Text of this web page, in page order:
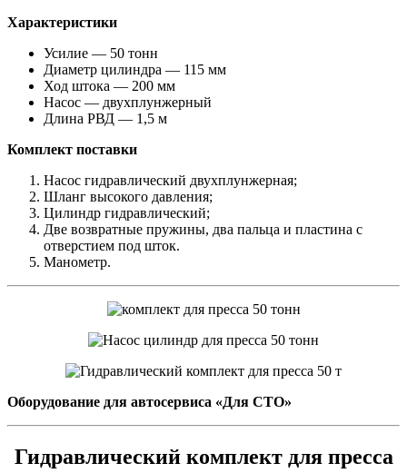
Характеристики
Усилие — 50 тонн
Диаметр цилиндра — 115 мм
Ход штока — 200 мм
Насос — двухплунжерный
Длина РВД — 1,5 м
Комплект поставки
Насос гидравлический двухплунжерная;
Шланг высокого давления;
Цилиндр гидравлический;
Две возвратные пружины, два пальца и пластина с
отверстием под шток.
Манометр.
Оборудование для автосервиса «Для СТО»
Гидравлический комплект для пресса